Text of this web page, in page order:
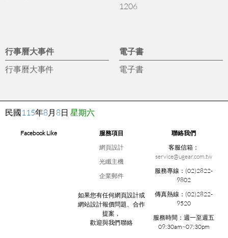
1206
行事曆大事件
行事曆大事件
電子書
電子書
民國115年8 月 8日 星期六
Facebook Like
服務項目
網頁設計
光纖主機
企業郵件
如果您有任何網頁設計或
網站設計報價問題、合作
提案，
歡迎與我們聯絡
聯絡我們
客服信箱：
service@ugear.com.tw
服務專線： (02)2822-
9802
傳真熱線： (02)2822-
9520
服務時間：週一至週五
09:30am~07:30pm